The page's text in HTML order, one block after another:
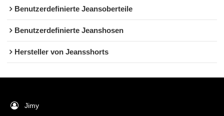
Benutzerdefinierte Jeansoberteile
Benutzerdefinierte Jeanshosen
Hersteller von Jeansshorts
Jimy